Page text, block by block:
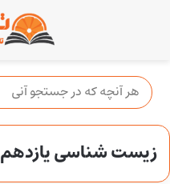
زیست شناسی یازدهم